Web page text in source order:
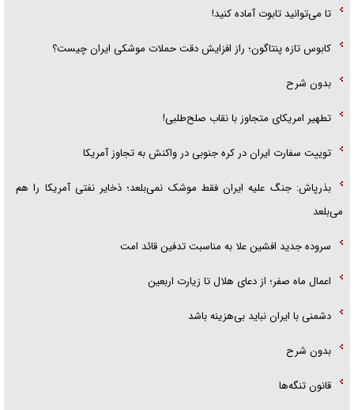
تا می‌توانید تابوت آماده کنید!
کابوس تازه پنتاگون؛ راز افزایش دقت حملات موشکی ایران چیست؟
بدون شرح
تطهیر امریکای متجاوز با نقاب صلح‌طلبی!
توییت سفارت ایران در کره جنوبی در واکنش به تجاوز آمریکا
بذرپاش: ‏جنگ علیه ایران فقط موشک نمی‌بلعد؛ ذخایر نفتی آمریکا را هم
می‌بلعد
سروده جدید افشین علا به مناسبت تدفین قائد امت
اعمال ماه صفر؛ از دعای هلال تا زیارت اربعین
دشمنی با ایران نباید بی‌هزینه باشد
بدون شرح
قانون تنگه‌ها